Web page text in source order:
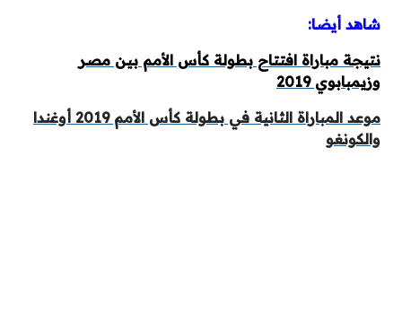
شاهد أيضا:
نتيجة مباراة افتتاح بطولة كأس الأمم بين مصر
وزيمبابوي2019
موعد المباراة الثانية في بطولة كأس الأمم 2019 أوغندا
والكونغو